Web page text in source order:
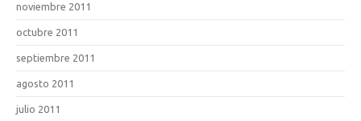
noviembre 2011
octubre 2011
septiembre 2011
agosto 2011
julio 2011